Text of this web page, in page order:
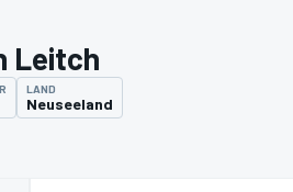
Leitch
LAND
Neuseeland